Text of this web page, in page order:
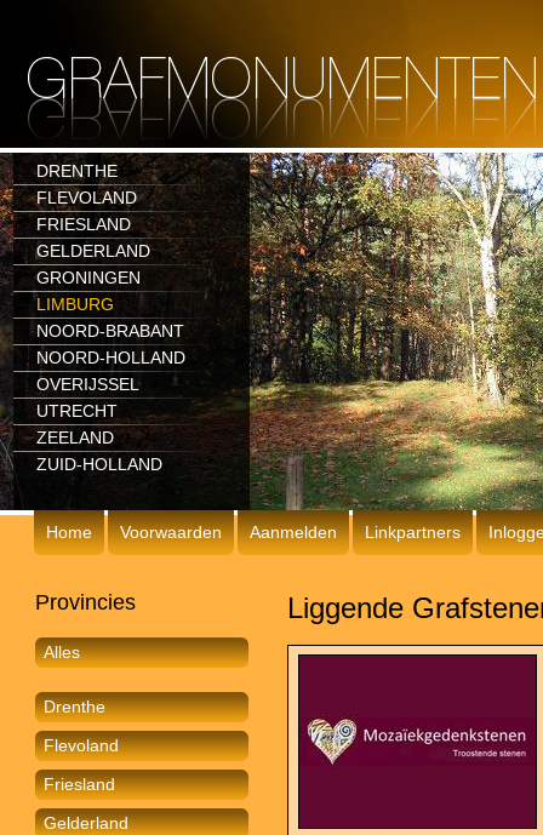
DRENTHE
FLEVOLAND
FRIESLAND
GELDERLAND
GRONINGEN
LIMBURG
NOORD-BRABANT
NOORD-HOLLAND
OVERIJSSEL
UTRECHT
ZEELAND
ZUID-HOLLAND
Home Voorwaarden Aanmelden Linkpartners
Provincies
Alles
Drenthe
Flevoland
Friesland
Gelderland
Liggende